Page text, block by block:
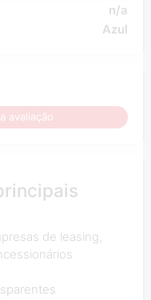
n/a
Azul
avaliação
de leasing,